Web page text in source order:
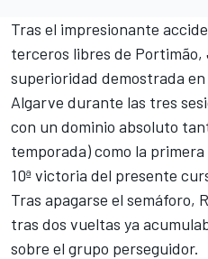
Tras el impresionante
terceros libres de Portimão,
superioridad demostrada
Algarve durante las tres
con un dominio absoluto
temporada) como la
10ª victoria del presente
Tras apagarse el semáforo,
tras dos vueltas ya
sobre el grupo perseguidor.